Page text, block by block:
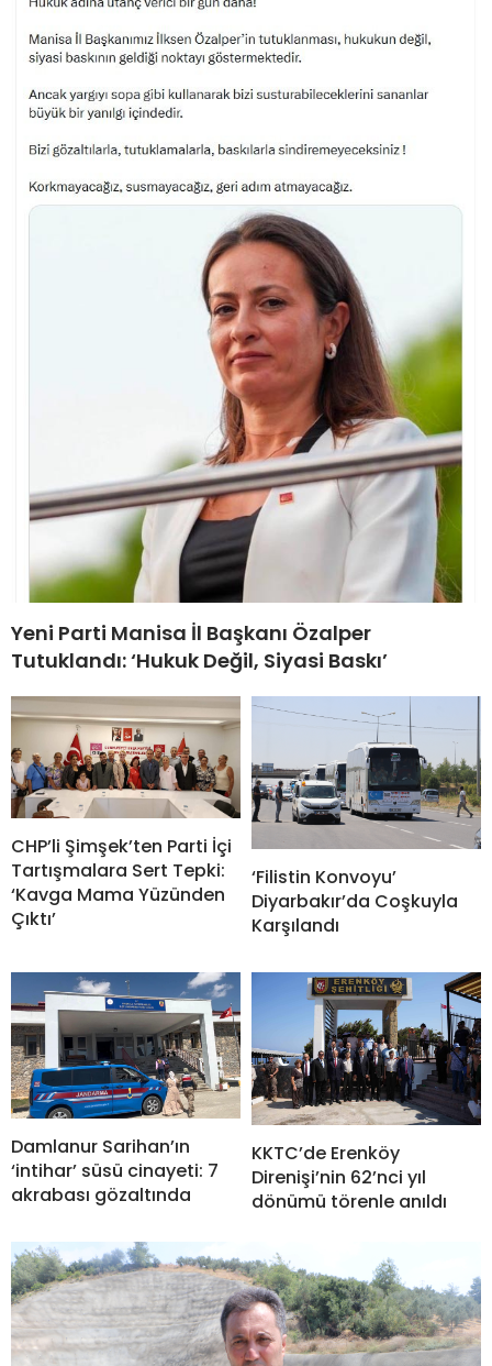
Yeni Parti Manisa İl Başkanı Özalper
Tutuklandı: ‘Hukuk Değil, Siyasi Baskı’
CHP’li Şimşek’ten Parti İçi
Tartışmalara Sert Tepki:
‘Kavga Mama Yüzünden
Çıktı’
‘Filistin Konvoyu’
Diyarbakır’da Coşkuyla
Karşılandı
Damlanur Sarihan’ın
‘intihar’ süsü cinayeti: 7
akrabası gözaltında
KKTC’de Erenköy
Direnişi’nin 62’nci yıl
dönümü törenle anıldı